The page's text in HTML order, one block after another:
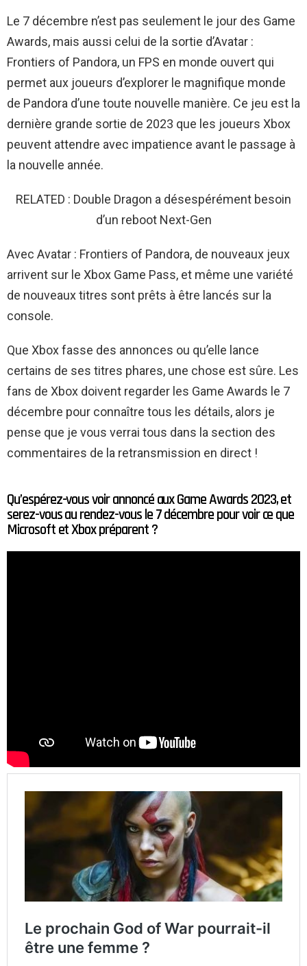
Le 7 décembre n’est pas seulement le jour des Game
Awards, mais aussi celui de la sortie d’Avatar :
Frontiers of Pandora, un FPS en monde ouvert qui
permet aux joueurs d’explorer le magnifique monde
de Pandora d’une toute nouvelle manière. Ce jeu est la
dernière grande sortie de 2023 que les joueurs Xbox
peuvent attendre avec impatience avant le passage à
la nouvelle année.
RELATED : Double Dragon a désespérément besoin
d’un reboot Next-Gen
Avec Avatar : Frontiers of Pandora, de nouveaux jeux
arrivent sur le Xbox Game Pass, et même une variété
de nouveaux titres sont prêts à être lancés sur la
console.
Que Xbox fasse des annonces ou qu’elle lance
certains de ses titres phares, une chose est sûre. Les
fans de Xbox doivent regarder les Game Awards le 7
décembre pour connaître tous les détails, alors je
pense que je vous verrai tous dans la section des
commentaires de la retransmission en direct !
Qu’espérez-vous voir annoncé aux Game Awards 2023, et
serez-vous au rendez-vous le 7 décembre pour voir ce que
Microsoft et Xbox préparent ?